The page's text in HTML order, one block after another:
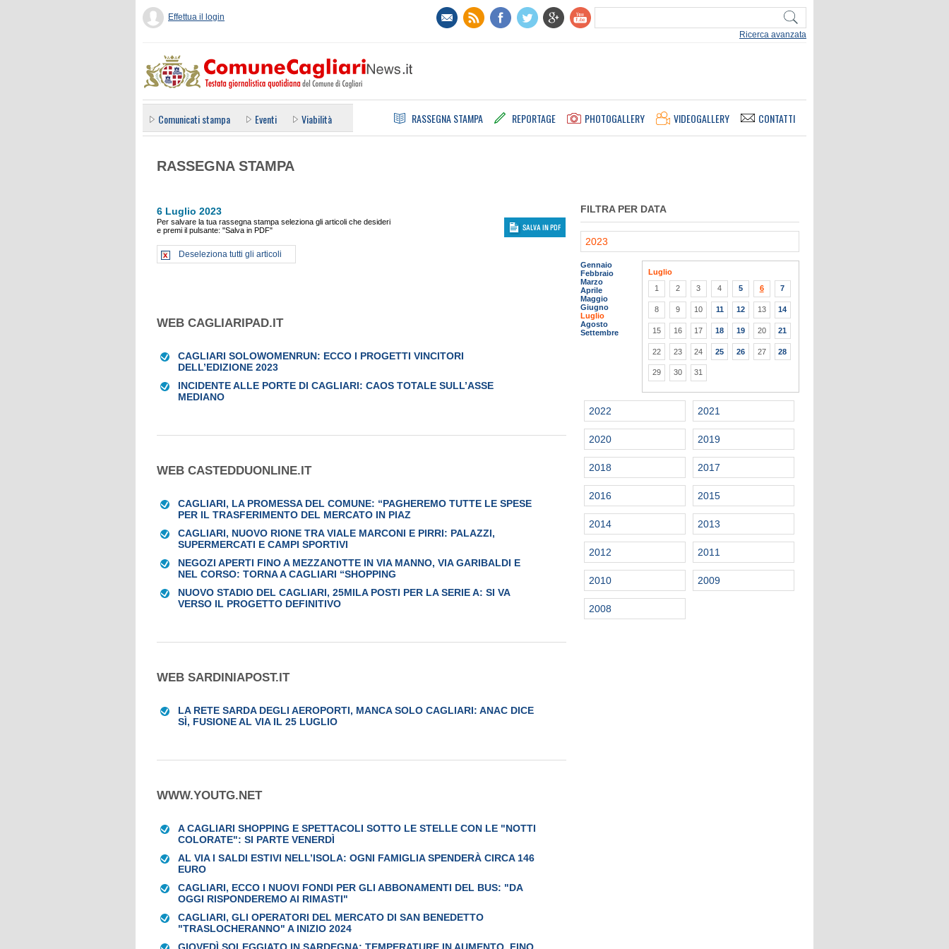
Ricerca avanzata
Effettua il login
Comunicati stampa Eventi Viabilità RASSEGNA STAMPA REPORTAGE PHOTOGALLERY VIDEOGALLERY CONTATTI
RASSEGNA STAMPA
6 Luglio 2023
Per salvare la tua rassegna stampa seleziona gli articoli che desideri
e premi il pulsante: "Salva in PDF"
Deseleziona tutti gli articoli
WEB CAGLIARIPAD.IT
CAGLIARI SOLOWOMENRUN: ECCO I PROGETTI VINCITORI
DELL’EDIZIONE 2023
INCIDENTE ALLE PORTE DI CAGLIARI: CAOS TOTALE SULL’ASSE
MEDIANO
WEB CASTEDDUONLINE.IT
CAGLIARI, LA PROMESSA DEL COMUNE: “PAGHEREMO TUTTE LE SPESE
PER IL TRASFERIMENTO DEL MERCATO IN PIAZ
CAGLIARI, NUOVO RIONE TRA VIALE MARCONI E PIRRI: PALAZZI,
SUPERMERCATI E CAMPI SPORTIVI
NEGOZI APERTI FINO A MEZZANOTTE IN VIA MANNO, VIA GARIBALDI E
NEL CORSO: TORNA A CAGLIARI “SHOPPING
NUOVO STADIO DEL CAGLIARI, 25MILA POSTI PER LA SERIE A: SI VA
VERSO IL PROGETTO DEFINITIVO
WEB SARDINIAPOST.IT
LA RETE SARDA DEGLI AEROPORTI, MANCA SOLO CAGLIARI: ANAC DICE
SÌ, FUSIONE AL VIA IL 25 LUGLIO
WWW.YOUTG.NET
A CAGLIARI SHOPPING E SPETTACOLI SOTTO LE STELLE CON LE "NOTTI
COLORATE": SI PARTE VENERDÌ
AL VIA I SALDI ESTIVI NELL’ISOLA: OGNI FAMIGLIA SPENDERÀ CIRCA 146
EURO
CAGLIARI, ECCO I NUOVI FONDI PER GLI ABBONAMENTI DEL BUS: "DA
OGGI RISPONDEREMO AI RIMASTI"
CAGLIARI, GLI OPERATORI DEL MERCATO DI SAN BENEDETTO
"TRASLOCHERANNO" A INIZIO 2024
FILTRA PER DATA
2023
Gennaio
Febbraio
Marzo
Aprile
Maggio
Giugno
Luglio
Agosto
Settembre
Luglio
1
2 3 4 5 6 7
8 9 10 11 12 13 14
15 16 17 18 19 20 21
22 23 24 25 26 27 28
29 30 31
2022 2021
2020 2019
2018 2017
2016 2015
2014 2013
2012 2011
2010 2009
2008